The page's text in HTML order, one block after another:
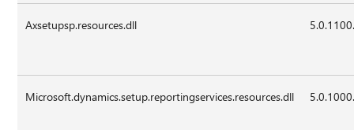
Axsetupsp.resources.dll
Microsoft.dynamics.setup.reportingservices.resources.dll